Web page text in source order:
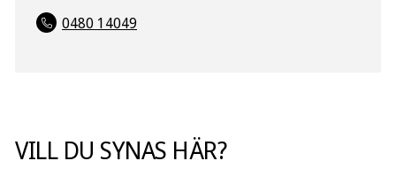
0480 14049
VILL DU SYNAS HÄR?